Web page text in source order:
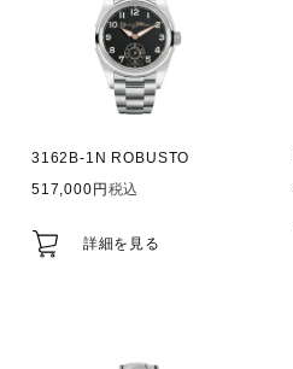
3162B-1N ROBUSTO
517,000
税込
詳細を見る